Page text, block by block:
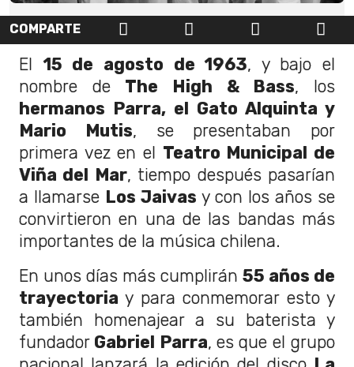
COMPARTE
El15 de agosto de 1963, y bajo el
nombre de The High & Bass, los
hermanos Parra, el Gato Alquinta y
Mario Mutis, se presentaban por
primera vez en el Teatro Municipal de
Viña del Mar, tiempo después pasarían
a llamarse Los Jaivas y con los años se
convirtieron en una de las bandas más
importantes de la música chilena.
En unos días más cumplirán 55 años de
trayectoria y para conmemorar esto y
también homenajear a su baterista y
fundador Gabriel Parra, es que el grupo